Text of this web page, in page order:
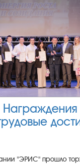
"ЭРИС" прошло